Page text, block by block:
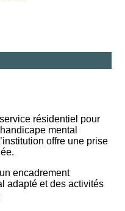
résidentiel pour
mental
offre une prise
encadrement
adapté et des activités